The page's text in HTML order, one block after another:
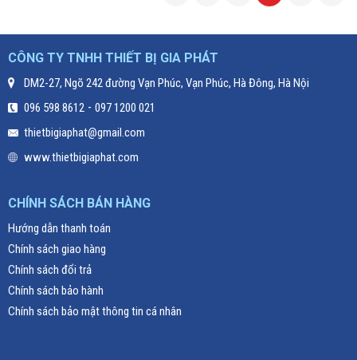
CÔNG TY TNHH THIẾT BỊ GIA PHÁT
DM2-27, Ngõ 242 đường Vạn Phúc, Vạn Phúc, Hà Đông, Hà Nội
096 598 8612- 097 1200 021
thietbigiaphat@gmail.com
www.thietbigiaphat.com
CHÍNH SÁCH BÁN HÀNG
Hướng dẫn thanh toán
Chính sách giao hàng
Chính sách đổi trả
Chính sách bảo hành
Chính sách bảo mật thông tin cá nhân